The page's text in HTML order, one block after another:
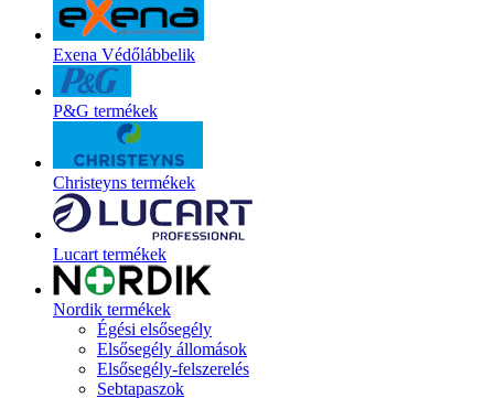
Exena Védőlábbelik
P&G termékek
Christeyns termékek
Lucart termékek
Nordik termékek
Égési elsősegély
Elsősegély állomások
Elsősegély-felszerelés
Sebtapaszok